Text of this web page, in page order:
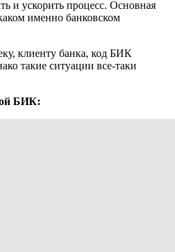
и ускорить процесс. Основная
именно банковском
клиенту банка, код БИК
такие ситуации все-таки
БИК: